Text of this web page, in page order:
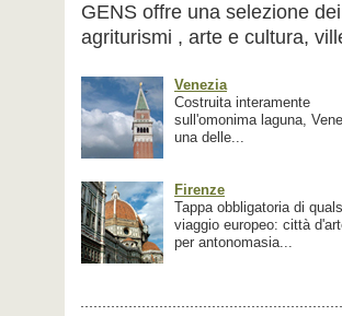
GENS offre una selezione
agriturismi , arte e cultura,
Venezia
Costruita interamente
sull'omonima laguna,
una delle...
Firenze
Tappa obbligatoria di
viaggio europeo: città
per antonomasia...